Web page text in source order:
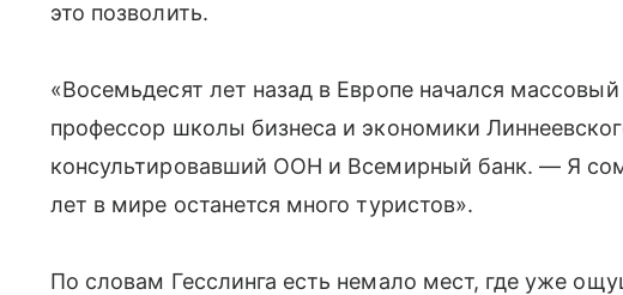
это позволить.
«Восемьдесят лет назад в Европе начался
профессор школы бизнеса и экономики
консультировавший ООН и Всемирный банк. — Я
лет в мире останется много туристов».
По словам Гесслинга есть немало мест, где уже